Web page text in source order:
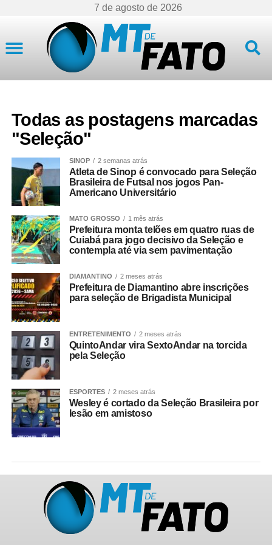
7 de agosto de 2026
Todas as postagens marcadas
"Seleção"
SINOP 2 semanas atrás
Atleta de Sinop é convocado para Seleção
Brasileira de Futsal nos jogos Pan-
Americano Universitário
MATO GROSSO 1 mês atrás
Prefeitura monta telões em quatro ruas de
Cuiabá para jogo decisivo da Seleção e
contempla até via sem pavimentação
DIAMANTINO 2 meses atrás
Prefeitura de Diamantino abre inscrições
para seleção de Brigadista Municipal
ENTRETENIMENTO 2 meses atrás
QuintoAndar vira SextoAndar na torcida
pela Seleção
ESPORTES 2 meses atrás
Wesley é cortado da Seleção Brasileira por
lesão em amistoso